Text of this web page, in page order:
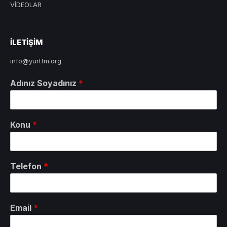
VİDEOLAR
ILETIŞIM
info@yurtfm.org
Adınız Soyadınız *
Konu *
Telefon *
Email *